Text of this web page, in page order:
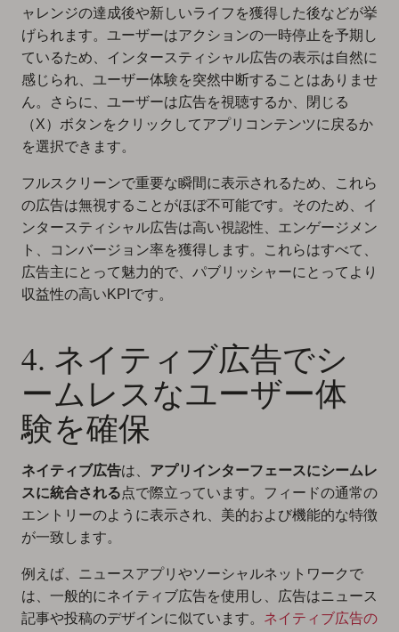
ャレンジの達成後や新しいライフを獲得した後などが挙
げられます。ユーザーはアクションの一時停止を予期し
ているため、インタースティシャル広告の表示は自然に
感じられ、ユーザー体験を突然中断することはありませ
ん。さらに、ユーザーは広告を視聴するか、閉じる
（X）ボタンをクリックしてアプリコンテンツに戻るか
を選択できます。
フルスクリーンで重要な瞬間に表示されるため、これら
の広告は無視することがほぼ不可能です。そのため、 イ
ンタースティシャル広告は高い視認性
エンゲージメン
ト
コンバージョン率を獲得します。これらはすべて、
広告主にとって魅力的で、パブリッシャーにとってより
収益性の高いKPIです。
4. ネイティブ広告でシ
ームレスなユーザー体
験を確保
ネイティブ広告は、 アプリインターフェースにシームレ
スに統合される点で際立っています。フィードの通常の
エントリーのように表示され、美的および機能的な特徴
が一致します。
例えば、ニュースアプリやソーシャルネットワークで
は、一般的にネイティブ広告を使用し、広告はニュース
記事や投稿のデザインに似ています。 ネイティブ広告の